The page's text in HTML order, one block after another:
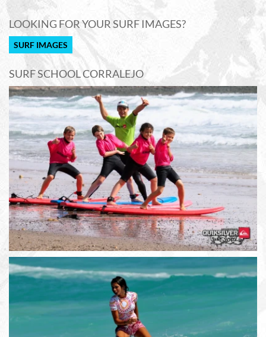
LOOKING FOR YOUR SURF IMAGES?
SURF IMAGES
SURF SCHOOL CORRALEJO